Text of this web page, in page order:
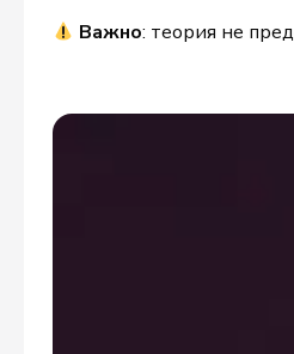
Важно: теория не